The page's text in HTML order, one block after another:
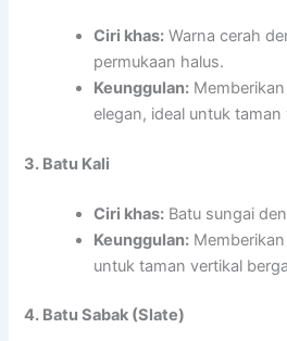
Ciri khas: Warna cerah
permukaan halus.
Keunggulan:
elegan, ideal untuk taman
3. Batu Kali
Ciri khas: Batu sungai
Keunggulan:
untuk taman vertikal
4. Batu Sabak (Slate)